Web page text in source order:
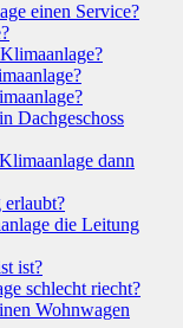
einen Service?
Dachgeschoss
dann
die Leitung
ist?
schlecht riecht?
Wohnwagen